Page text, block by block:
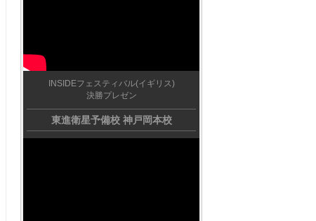
INSIDEフェスティバル(イギリス)
決勝プレゼン
東進衛星予備校 神戸岡本校